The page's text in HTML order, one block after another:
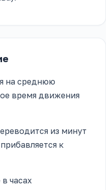
на среднюю
время движения
из минут
к
часах